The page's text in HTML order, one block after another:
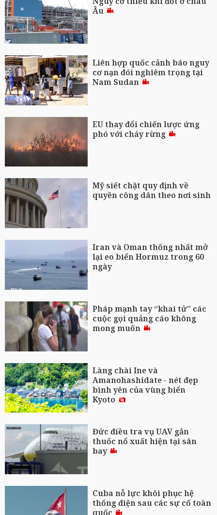
Âu
Liên hợp quốc cảnh báo nguy
cơ nạn đói nghiêm trọng tại
Nam Sudan
EU thay đổi chiến lược ứng
phó với cháy rừng
Mỹ siết chặt quy định về
quyền công dân theo nơi sinh
Iran và Oman thống nhất mở
lại eo biển Hormuz trong 60
ngày
Pháp mạnh tay “khai tử” các
cuộc gọi quảng cáo không
mong muốn
Làng chài Ine và
Amanohashidate - nét đẹp
bình yên của vùng biển
Kyoto
Đức điều tra vụ UAV gắn
thuốc nổ xuất hiện tại sân
bay
Cuba nỗ lực khôi phục hệ
thống điện sau các sự cố toàn
quốc